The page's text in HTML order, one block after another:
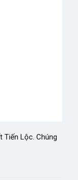
Tiến Lộc. Chúng